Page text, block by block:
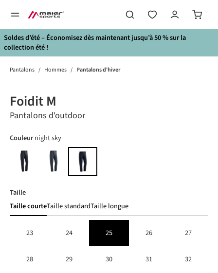
principal
Soldes d’été – Économisez dès maintenant jusqu’à 50 % sur la
collection été !
Pantalons / Hommes / Pantalons d'hiver
Foidit M
Pantalons d'outdoor
Choisir
Couleurnight sky
black graphite night sky
Choisir
Taille
Taille courteTaille standardTaille longue
23 24 25 26 27
28 29 30 31 32